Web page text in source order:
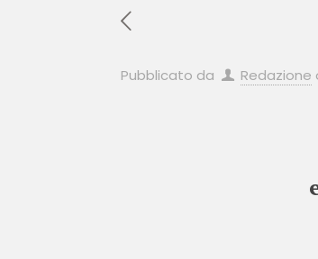
Pubblicato da Redazione